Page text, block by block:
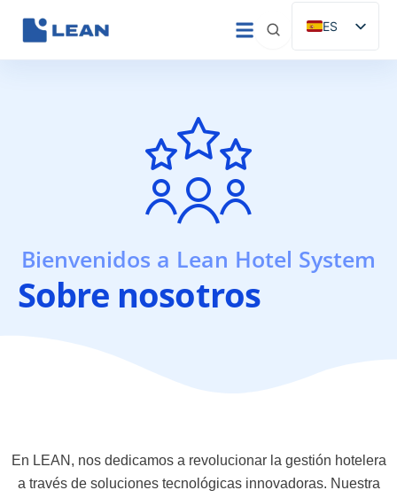
contenido
ES
EN
Bienvenidos a Lean Hotel System
Sobre nosotros
En LEAN, nos dedicamos a revolucionar la gestión hotelera
a través de soluciones tecnológicas innovadoras. Nuestra